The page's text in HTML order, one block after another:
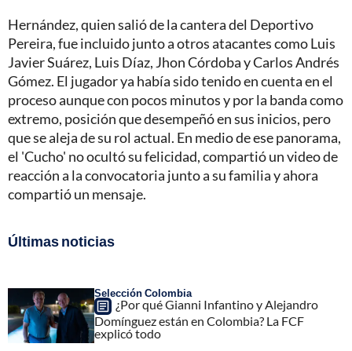
Hernández, quien salió de la cantera del Deportivo
Pereira, fue incluido junto a otros atacantes como Luis
Javier Suárez, Luis Díaz, Jhon Córdoba y Carlos Andrés
Gómez. El jugador ya había sido tenido en cuenta en el
proceso aunque con pocos minutos y por la banda como
extremo, posición que desempeñó en sus inicios, pero
que se aleja de su rol actual. En medio de ese panorama,
el 'Cucho' no ocultó su felicidad, compartió un video de
reacción a la convocatoria junto a su familia y ahora
compartió un mensaje.
Últimas noticias
Selección Colombia
¿Por qué Gianni Infantino y Alejandro
Domínguez están en Colombia? La FCF
explicó todo